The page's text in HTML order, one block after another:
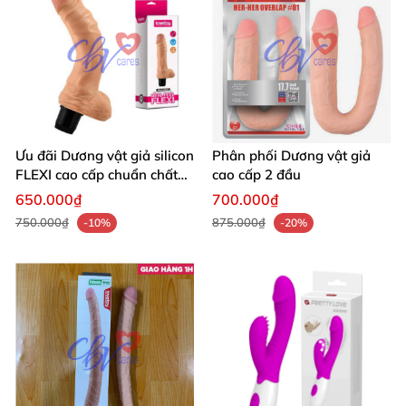
Ưu đãi Dương vật giả silicon
FLEXI cao cấp chuẩn chất
lượng
650.000₫
750.000₫ -10%
Phân phối Dương vật giả
cao cấp 2 đầu
700.000₫
875.000₫ -20%